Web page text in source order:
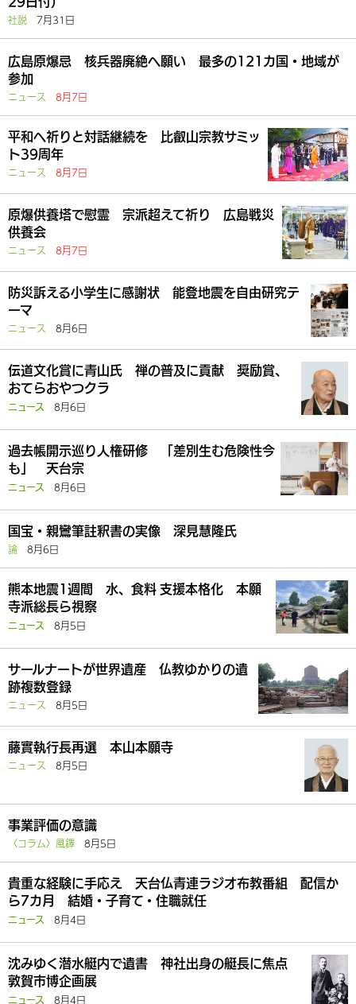
社説 7月31日
広島原爆忌 核兵器廃絶へ願い 最多の121カ国・地域が
参加
ニュース 8月7日
平和へ祈りと対話継続を 比叡山宗教サミッ
ト39周年
ニュース 8月7日
原爆供養塔で慰霊 宗派超えて祈り 広島戦災
供養会
ニュース 8月7日
防災訴える小学生に感謝状 能登地震を自由研究テ
ーマ
ニュース 8月6日
伝道文化賞に青山氏 禅の普及に貢献 奨励賞、
おてらおやつクラ
ニュース 8月6日
過去帳開示巡り人権研修 「差別生む危険性今
も」 天台宗
ニュース 8月6日
国宝・親鸞筆註釈書の実像 深見慧隆氏
論 8月6日
熊本地震1週間 水、食料 支援本格化 本願
寺派総長ら視察
ニュース 8月5日
サールナートが世界遺産 仏教ゆかりの遺
跡複数登録
ニュース 8月5日
藤實執行長再選 本山本願寺
ニュース 8月5日
事業評価の意識
〈コラム〉風鐸 8月5日
貴重な経験に手応え 天台仏青連ラジオ布教番組 配信か
ら7カ月 結婚・子育て・住職就任
ニュース 8月4日
沈みゆく潜水艇内で遺書 神社出身の艇長に焦点
敦賀市博企画展
ニュース 8月4日